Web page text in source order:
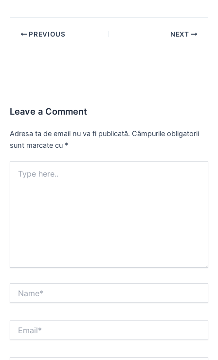
Post PREVIOUS NEXT
Leave a Comment
Adresa ta de email nu va fi publicată. Câmpurile obligatorii
sunt marcate cu *
here..